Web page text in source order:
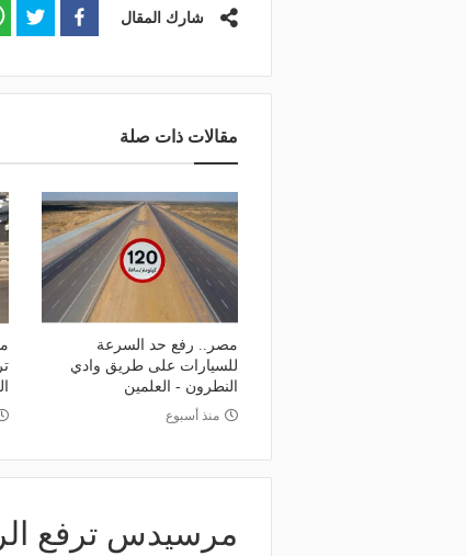
شارك المقال
مقالات ذات صلة
مصر.. رفع حد السرعة
للسيارات على طريق وادي
النطرون - العلمين
منذ أسبوع
مرسيدس ترفع